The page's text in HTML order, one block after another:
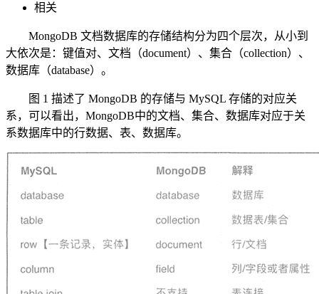
相关
MongoDB 文档数据库的存储结构分为四个层次，从小到
大依次是：键值对、文档（document）、集合（collection）、
数据库（database）。
图 1 描述了 MongoDB 的存储与 MySQL 存储的对应关
系，可以看出，MongoDB中的文档、集合、数据库对应于关
系数据库中的行数据、表、数据库。